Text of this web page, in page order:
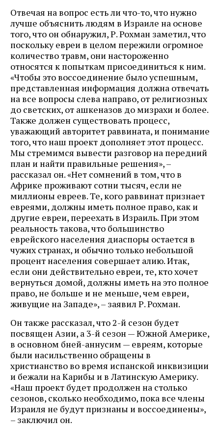
Отвечая на вопрос есть ли что-то, что нужно
лучше объяснить людям в Израиле на основе
того, что он обнаружил, Р. Рохман заметил, что
поскольку евреи в целом пережили огромное
количество травм, они настороженно
относятся к попыткам присоединиться к ним.
«Чтобы это воссоединение было успешным,
представленная информация должна отвечать
на все вопросы слева направо, от религиозных
до светских, от ашкеназов до мизрахи и более.
Также должен существовать процесс,
уважающий авторитет раввината, и понимание
того, что наш проект дополняет этот процесс.
Мы стремимся вывести разговор на передний
план и найти правильные решения», –
рассказал он. «Нет сомнений в том, что в
Африке проживают сотни тысяч, если не
миллионы евреев. Те, кого раввинат признает
евреями, должны иметь полное право, как и
другие евреи, переехать в Израиль. При этом
реальность такова, что большинство
еврейского населения диаспоры остается в
чужих странах, и обычно только небольшой
процент населения совершает алию. Итак,
если они действительно евреи, те, кто хочет
вернуться домой, должны иметь на это полное
право, не больше и не меньше, чем евреи,
живущие на Западе», – заявил Р. Рохман.
Он также рассказал, что 2-й сезон будет
посвящен Азии, а 3-й сезон — Южной Америке,
в основном бней-аннусим — евреям, которые
были насильственно обращены в
христианство во время испанской инквизиции
и бежали на Карибы и в Латинскую Америку.
«Наш проект будет продолжен на столько
сезонов, сколько необходимо, пока все члены
Израиля не будут признаны и воссоединены»,
– заключил он.